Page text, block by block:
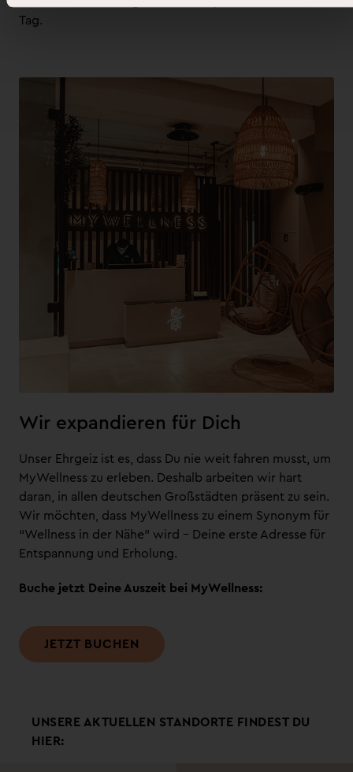
Tag.
Wir expandieren für Dich
Unser Ehrgeiz ist es, dass Du nie weit fahren musst, um
MyWellness zu erleben. Deshalb arbeiten wir hart
daran, in allen deutschen Großstädten präsent zu sein.
Wir möchten, dass MyWellness zu einem Synonym für
“Wellness in der Nähe” wird – Deine erste Adresse für
Entspannung und Erholung.
Buche jetzt Deine Auszeit bei MyWellness:
JETZT BUCHEN
UNSERE AKTUELLEN STANDORTE FINDEST DU
HIER: